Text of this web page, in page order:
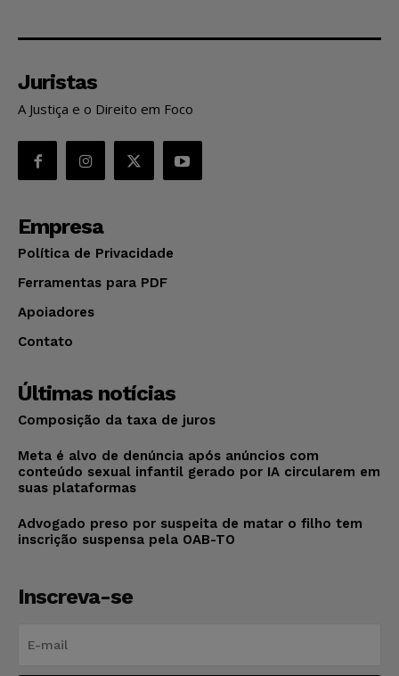
Juristas
A Justiça e o Direito em Foco
Empresa
Política de Privacidade
Ferramentas para PDF
Apoiadores
Contato
Últimas notícias
Composição da taxa de juros
Meta é alvo de denúncia após anúncios com
conteúdo sexual infantil gerado por IA circularem em
suas plataformas
Advogado preso por suspeita de matar o filho tem
inscrição suspensa pela OAB-TO
Inscreva-se